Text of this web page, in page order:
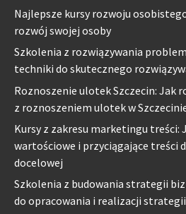
Najlepsze kursy rozwoju
rozwój swojej osoby
Szkolenia z rozwiązywania
techniki do skutecznego
Roznoszenie ulotek Szczecin: Jak
z roznoszeniem ulotek w
Kursy z zakresu marketingu treści:
wartościowe i przyciągające treści
docelowej
Szkolenia z budowania strategii
do opracowania i realizacji strategii